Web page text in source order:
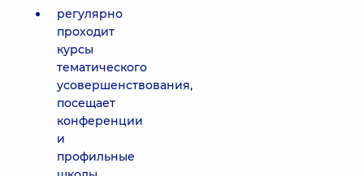
регулярно
проходит
курсы
тематического
усовершенствования,
посещает
конференции
и
профильные